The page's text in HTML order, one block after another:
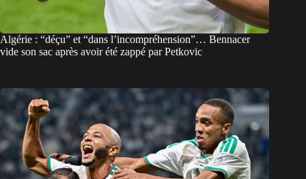
Algérie : “déçu” et “dans l’incompréhension”… Bennacer
vide son sac après avoir été zappé par Petkovic